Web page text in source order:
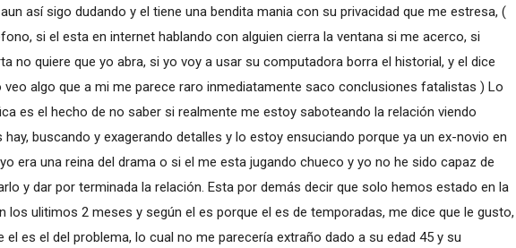
así sigo dudando y el tiene una bendita mania con su privacidad que me estresa, (
si el esta en internet hablando con alguien cierra la ventana si me acerco, si
no quiere que yo abra, si yo voy a usar su computadora borra el historial, y el dice
veo algo que a mi me parece raro inmediatamente saco conclusiones fatalistas ) Lo
es el hecho de no saber si realmente me estoy saboteando la relación viendo
buscando y exagerando detalles y lo estoy ensuciando porque ya un ex-novio en
era una reina del drama o si el me esta jugando chueco y yo no he sido capaz de
y dar por terminada la relación. Esta por demás decir que solo hemos estado en la
los ulitimos 2 meses y según el es porque el es de temporadas, me dice que le gusto,
el es el del problema, lo cual no me parecería extraño dado a su edad 45 y su